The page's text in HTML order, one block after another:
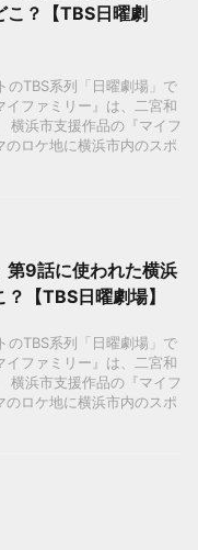
？【TBS日曜劇
のTBS系列「日曜劇場」で
イファミリー』は、二宮和
横浜市支援作品の『マイフ
のロケ地に横浜市内のスポ
第9話に使われた横浜
【TBS日曜劇場】
のTBS系列「日曜劇場」で
イファミリー』は、二宮和
横浜市支援作品の『マイフ
のロケ地に横浜市内のスポ